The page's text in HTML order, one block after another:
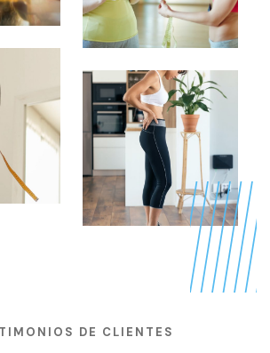
DE CLIENTES